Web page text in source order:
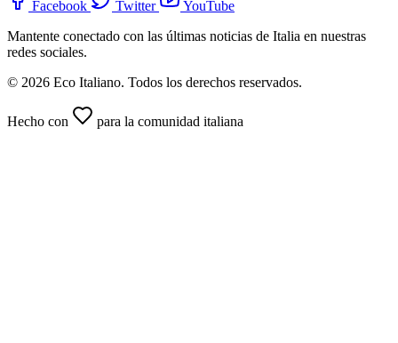
Facebook Twitter
YouTube
Mantente conectado con las últimas noticias de Italia en nuestras
redes sociales.
© 2026 Eco Italiano. Todos los derechos reservados.
Hecho con para la comunidad italiana